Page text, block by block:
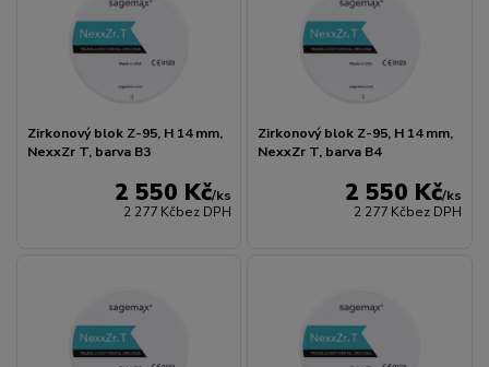
Zirkonový blok Z-95, H 14 mm,
NexxZr T, barva B3
2 550 Kč/ks
2 277 Kčbez DPH
Zirkonový blok Z-95, H 14 mm,
NexxZr T, barva B4
2 550 Kč/ks
2 277 Kčbez DPH